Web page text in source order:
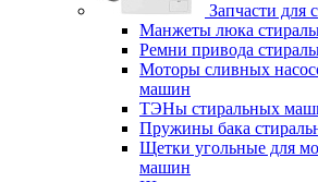
Запчасти для
Манжеты люка
Ремни привода
Моторы сливных
машин
ТЭНы стиральных
Пружины бака
Щетки угольные для
машин